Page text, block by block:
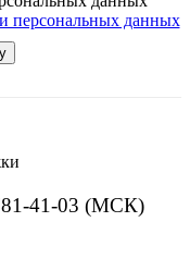
персональных данных
41-03 (МСК)